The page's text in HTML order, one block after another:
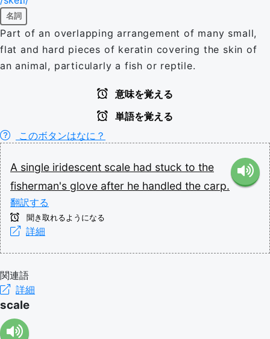
名詞
Part of an overlapping arrangement of many small,
flat and hard pieces of keratin covering the skin of
an animal, particularly a fish or reptile.
意味を覚える
単語を覚える
このボタンはなに？
A single iridescent scale had stuck to the
fisherman's glove after he handled the carp.
翻訳する
聞き取れるようになる
詳細
関連語
詳細
scale